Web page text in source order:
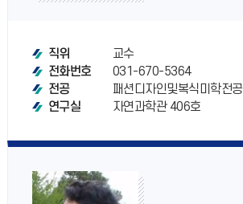
직위
교수
전화번호
031-670-5364
전공
패션디자인및복식미학전공
연구실
자연과학관 406호